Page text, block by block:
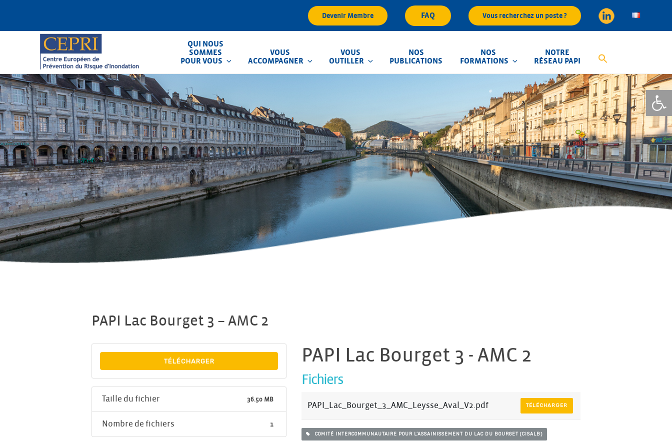
Ouvrir
contenu
Devenir Membre FAQ Vous recherchez un poste ?
QUI NOUS
SOMMES
POUR VOUS
VOUS
ACCOMPAGNER
VOUS
OUTILLER
NOS
PUBLICATIONS
NOS
FORMATIONS
NOTRE
RÉSEAU PAPI
CEPRI
Centre Européen de Prévention du Risque d'Inondation
PAPI Lac Bourget 3 – AMC 2
TÉLÉCHARGER
Taille du fichier 36.50 MB
Nombre de fichiers 1
PAPI Lac Bourget 3 - AMC 2
Fichiers
PAPI_Lac_Bourget_3_AMC_Leysse_Aval_V2.pdf TÉLÉCHARGER
COMITÉ INTERCOMMUNAUTAIRE POUR L’ASSAINISSEMENT DU LAC DU BOURGET (CISALB)